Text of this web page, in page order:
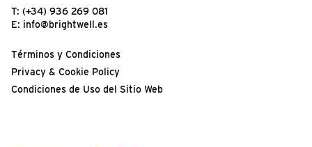
T: (+34) 936 269 081
E: info@brightwell.es
Términos y Condiciones
Privacy & Cookie Policy
Condiciones de Uso del Sitio Web